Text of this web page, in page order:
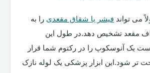
می تواند فیشر یا شقاق مقعدی را به
مقعد تشخیص دهد.در طول این
یک آنوسکوپ را در رکتوم شما قرار
تر شود.این ابزار پزشکی یک لوله نازک